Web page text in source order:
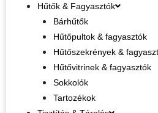
Hűtők & Fagyasztók
Bárhűtők
Hűtőpultok & fagyasztók
Hűtőszekrények &
Hűtővitrinek & fagyasztók
Sokkolók
Tartozékok